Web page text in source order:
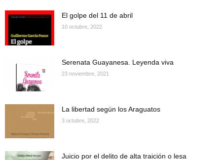
El golpe del 11 de abril
10 octubre, 2022
Serenata Guayanesa. Leyenda viva
23 noviembre, 2021
La libertad según los Araguatos
3 octubre, 2022
Juicio por el delito de alta traición o lesa